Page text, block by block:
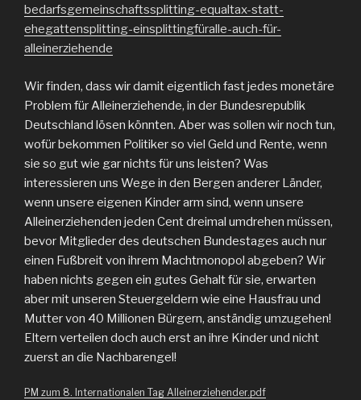
bedarfsgemeinschaftssplitting-equaltax-statt-
ehegattensplitting-einsplittingfüralle-auch-für-
alleinerziehende
Wir finden, dass wir damit eigentlich fast jedes monetäre
Problem für Alleinerziehende, in der Bundesrepublik
Deutschland lösen könnten. Aber was sollen wir noch tun,
wofür bekommen Politiker so viel Geld und Rente, wenn
sie so gut wie gar nichts für uns leisten? Was
interessieren uns Wege in den Bergen anderer Länder,
wenn unsere eigenen Kinder arm sind, wenn unsere
Alleinerziehenden jeden Cent dreimal umdrehen müssen,
bevor Mitglieder des deutschen Bundestages auch nur
einen Fußbreit von ihrem Machtmonopol abgeben? Wir
haben nichts gegen ein gutes Gehalt für sie, erwarten
aber mit unseren Steuergeldern wie eine Hausfrau und
Mutter von 40 Millionen Bürgern, anständig umzugehen!
Eltern verteilen doch auch erst an ihre Kinder und nicht
zuerst an die Nachbarengel!
PM zum 8. Internationalen Tag Alleinerziehender.pdf